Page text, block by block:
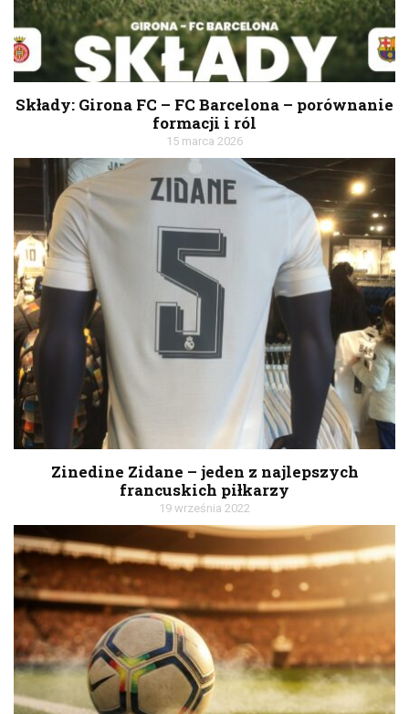
Składy: Girona FC – FC Barcelona – porównanie
formacji i ról
15 marca 2026
Zinedine Zidane – jeden z najlepszych
francuskich piłkarzy
19 września 2022